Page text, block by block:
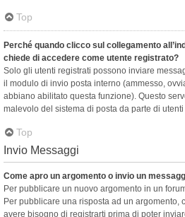
Top
Perché quando clicco sul collegamento
chiede di accedere come utente registrato?
Solo gli utenti registrati possono inviare
il modulo di invio posta interno (ammesso,
abbiano abilitato questa funzione). Questo
malevolo del sistema di posta da parte di
Top
Invio Messaggi
Come apro un argomento o invio un
Per pubblicare un nuovo argomento in un
Per pubblicare una risposta ad un argomento,
avere bisogno di registrarti prima di poter